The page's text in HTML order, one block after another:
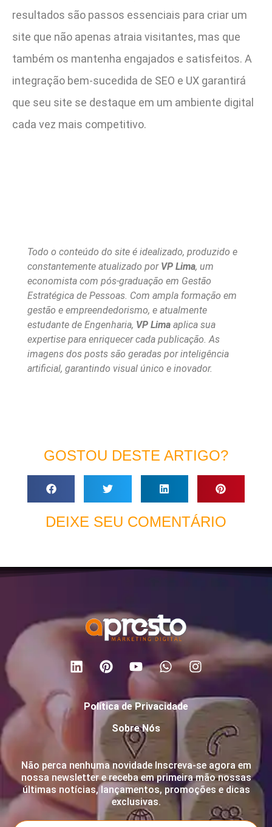
resultados são passos essenciais para criar um
site que não apenas atraia visitantes, mas que
também os mantenha engajados e satisfeitos. A
integração bem-sucedida de SEO e UX garantirá
que seu site se destaque em um ambiente digital
cada vez mais competitivo.
Todo o conteúdo do site é idealizado, produzido e
constantemente atualizado por VP Lima, um
economista com pós-graduação em Gestão
Estratégica de Pessoas. Com ampla formação em
gestão e empreendedorismo, e atualmente
estudante de Engenharia, VP Lima aplica sua
expertise para enriquecer cada publicação. As
imagens dos posts são geradas por inteligência
artificial, garantindo visual único e inovador.
GOSTOU DESTE ARTIGO?
DEIXE SEU COMENTÁRIO
Política de Privacidade
Sobre Nós
Não perca nenhuma novidade Inscreva-se agora em
nossa newsletter e receba em primeira mão nossas
últimas notícias, lançamentos, promoções e dicas
exclusivas.